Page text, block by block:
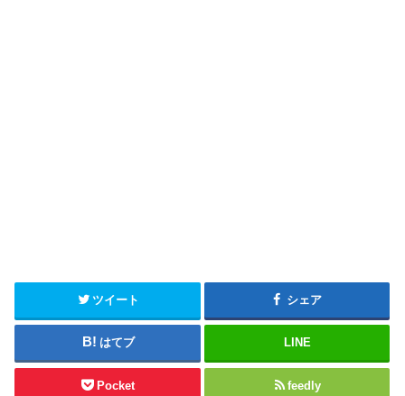
ツイート シェア
はてブ LINE
Pocket feedly